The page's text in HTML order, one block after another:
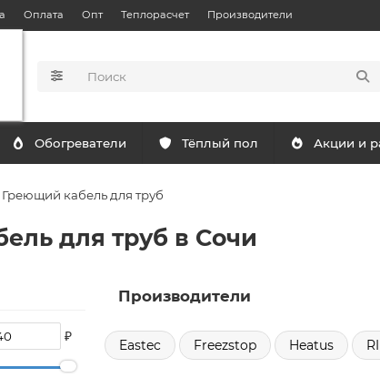
Оплата Опт Теплорасчет Производители
Обогреватели Тёплый пол Акции и
Греющий кабель для труб
для труб в Сочи
₽
Производители
Eastec Freezstop Heatus